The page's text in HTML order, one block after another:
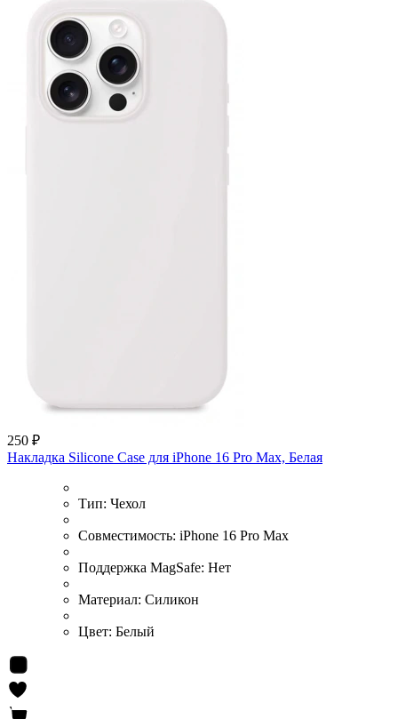
250 ₽
Накладка Silicone Case для iPhone 16 Pro Max, Белая
Тип: Чехол
Совместимость: iPhone 16 Pro Max
Поддержка MagSafe: Нет
Материал: Силикон
Цвет: Белый